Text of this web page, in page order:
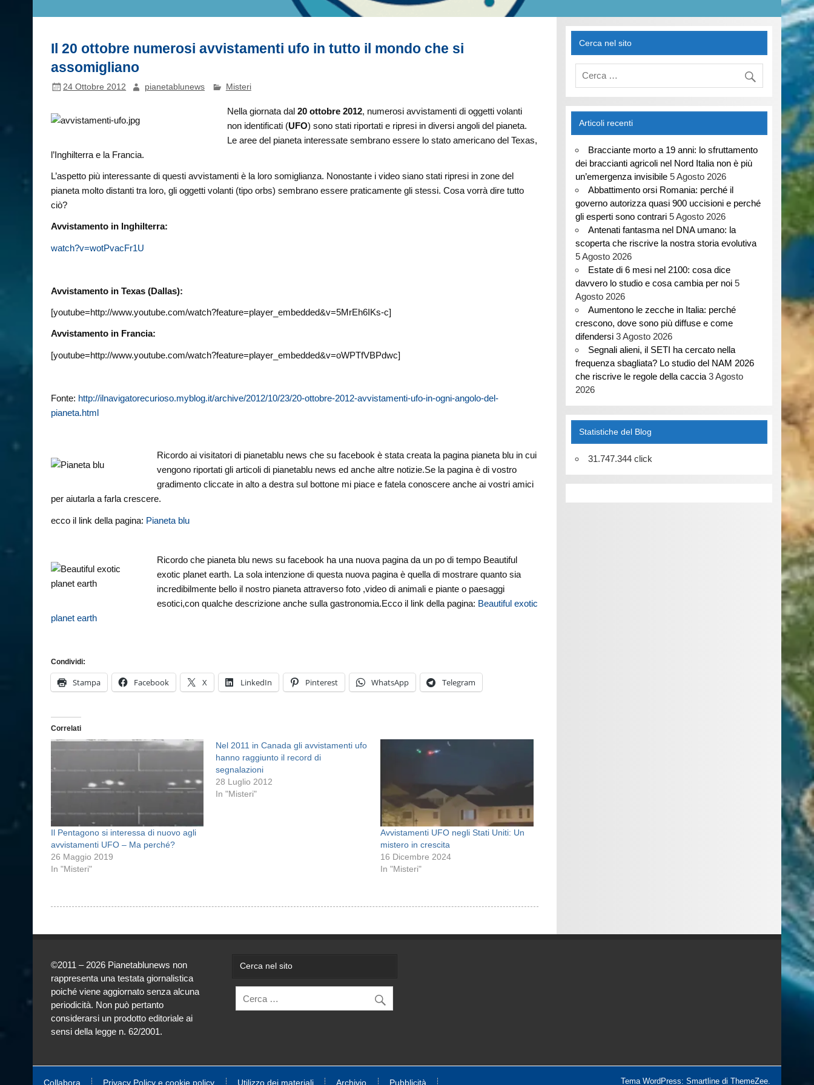
Il 20 ottobre numerosi avvistamenti ufo in tutto il mondo che si
assomigliano
24 Ottobre 2012 pianetablunews Misteri
Nella giornata dal 20 ottobre 2012, numerosi avvistamenti di oggetti volanti
non identificati (UFO) sono stati riportati e ripresi in diversi angoli del pianeta.
Le aree del pianeta interessate sembrano essere lo stato americano del Texas,
l’Inghilterra e la Francia.
L’aspetto più interessante di questi avvistamenti è la loro somiglianza. Nonostante i video siano stati ripresi in zone del
pianeta molto distanti tra loro, gli oggetti volanti (tipo orbs) sembrano essere praticamente gli stessi. Cosa vorrà dire tutto
ciò?
Avvistamento in Inghilterra:
watch?v=wotPvacFr1U
Avvistamento in Texas (Dallas):
[youtube=http://www.youtube.com/watch?feature=player_embedded&v=5MrEh6IKs-c]
Avvistamento in Francia:
[youtube=http://www.youtube.com/watch?feature=player_embedded&v=oWPTfVBPdwc]
Fonte: http://ilnavigatorecurioso.myblog.it/archive/2012/10/23/20-ottobre-2012-avvistamenti-ufo-in-ogni-angolo-del-
pianeta.html
Ricordo ai visitatori di pianetablu news che su facebook è stata creata la pagina pianeta blu in cui
vengono riportati gli articoli di pianetablu news ed anche altre notizie.Se la pagina è di vostro
gradimento cliccate in alto a destra sul bottone mi piace e fatela conoscere anche ai vostri amici
per aiutarla a farla crescere.
ecco il link della pagina: Pianeta blu
Ricordo che pianeta blu news su facebook ha una nuova pagina da un po di tempo Beautiful
exotic planet earth. La sola intenzione di questa nuova pagina è quella di mostrare quanto sia
incredibilmente bello il nostro pianeta attraverso foto ,video di animali e piante o paesaggi
esotici,con qualche descrizione anche sulla gastronomia.Ecco il link della pagina: Beautiful exotic
planet earth
Condividi:
Stampa Facebook X LinkedIn Pinterest WhatsApp Telegram
Correlati
Il Pentagono si interessa di nuovo agli
avvistamenti UFO – Ma perché?
26 Maggio 2019
In "Misteri"
Nel 2011 in Canada gli avvistamenti ufo
hanno raggiunto il record di
segnalazioni
28 Luglio 2012
In "Misteri"
Avvistamenti UFO negli Stati Uniti: Un
mistero in crescita
16 Dicembre 2024
In "Misteri"
Cerca nel sito
Articoli recenti
Bracciante morto a 19 anni: lo sfruttamento
dei braccianti agricoli nel Nord Italia non è più
un’emergenza invisibile 5 Agosto 2026
Abbattimento orsi Romania: perché il
governo autorizza quasi 900 uccisioni e perché
gli esperti sono contrari 5 Agosto 2026
Antenati fantasma nel DNA umano: la
scoperta che riscrive la nostra storia evolutiva
5 Agosto 2026
Estate di 6 mesi nel 2100: cosa dice
davvero lo studio e cosa cambia per noi 5
Agosto 2026
Aumentono le zecche in Italia: perché
crescono, dove sono più diffuse e come
difendersi 3 Agosto 2026
Segnali alieni, il SETI ha cercato nella
frequenza sbagliata? Lo studio del NAM 2026
che riscrive le regole della caccia 3 Agosto
2026
Statistiche del Blog
31.747.344 click
©2011 – 2026 Pianetablunews non
rappresenta una testata giornalistica
poiché viene aggiornato senza alcuna
periodicità. Non può pertanto
considerarsi un prodotto editoriale ai
sensi della legge n. 62/2001.
Cerca nel sito
Collabora Privacy Policy e cookie policy Utilizzo dei materiali Archivio Pubblicità Tema WordPress: Smartline di ThemeZee.